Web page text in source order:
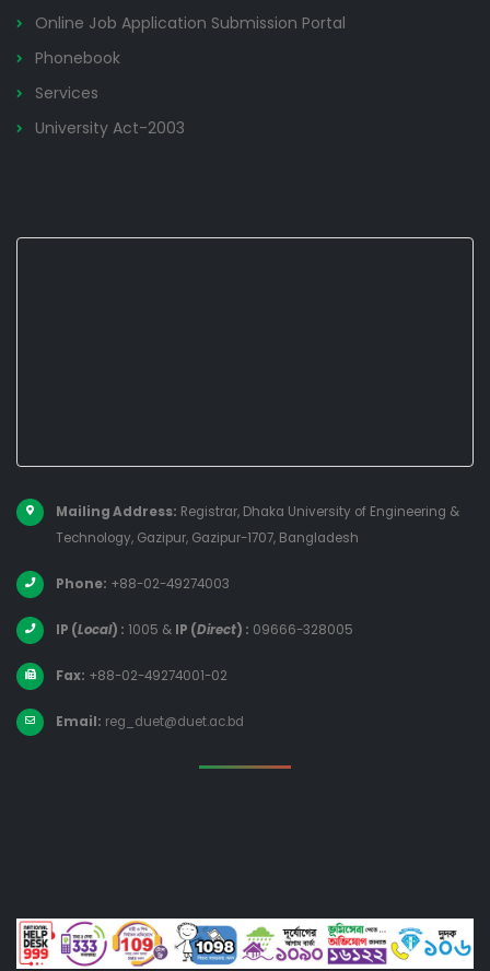
Online Job Application Submission Portal
Phonebook
Services
University Act-2003
Mailing Address: Registrar, Dhaka University of Engineering &
Technology, Gazipur, Gazipur-1707, Bangladesh
Phone: +88-02-49274003
IP (Local) : 1005 & IP (Direct) : 09666-328005
Fax: +88-02-49274001-02
Email: reg_duet@duet.ac.bd